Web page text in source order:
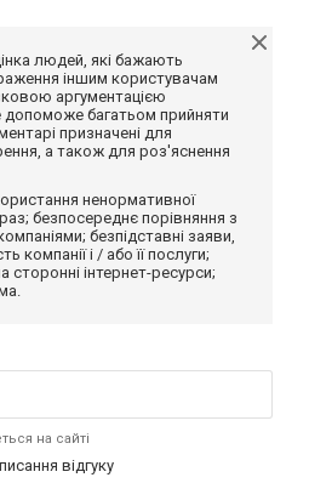
людей, які бажають
іншим користувачам
аргументацією
допоможе багатьом прийняти
призначені для
а також для роз'яснення
ненормативної
безпосереднє порівняння з
безпідставні заяви,
компанії і / або її послуги;
сторонні інтернет-ресурси;
на сайті
відгуку